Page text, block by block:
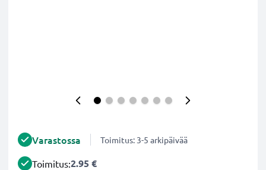
Varastossa Toimitus: 3-5 arkipäivää
Toimitus:2.95 €